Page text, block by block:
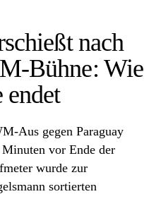
nach
Bühne: Wie
Aus gegen Paraguay
vor Ende der
wurde zur
sortierten